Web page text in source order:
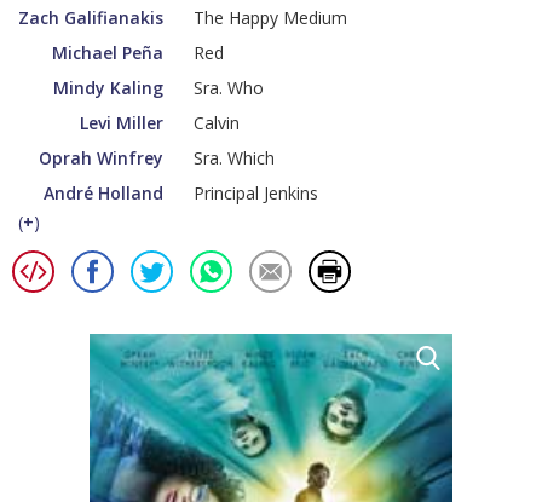
Zach Galifianakis
The Happy Medium
Michael Peña
Red
Mindy Kaling
Sra. Who
Levi Miller
Calvin
Oprah Winfrey
Sra. Which
André Holland
Principal Jenkins
(+)